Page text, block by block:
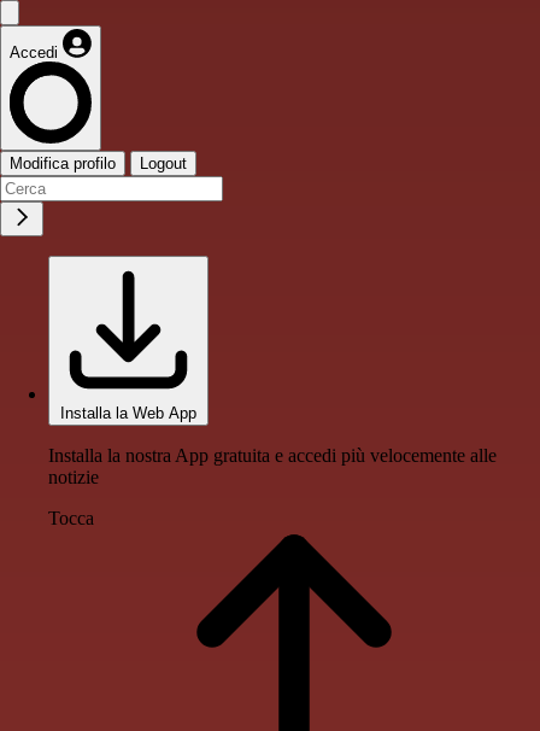
Accedi
Modifica profilo Logout
Installa la Web App
Installa la nostra App gratuita e accedi più velocemente alle
notizie
Tocca